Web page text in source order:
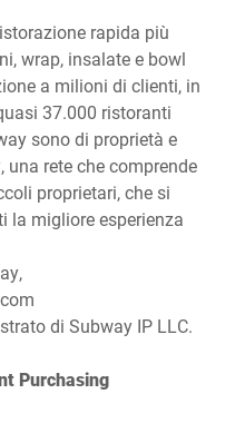
rapida più
wrap, insalate e bowl
a milioni di clienti, in
37.000 ristoranti
sono di proprietà e
rete che comprende
proprietari, che si
la migliore esperienza
di Subway IP LLC.
Purchasing